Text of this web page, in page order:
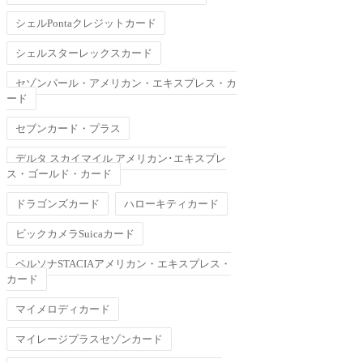
シェルPontaクレジットカード
シェルスターレックスカード
セゾンパール・アメリカン・エキスプレス・カ
ード
セブンカード・プラス
デルタ スカイマイル アメリカン･エキスプレ
ス・ゴールド・カード
ドラゴンズカード ハローキティカード
ビックカメラSuicaカード
ペルソナSTACIAアメリカン・エキスプレス・
カード
マイメロディカード
マイレージプラスセゾンカード